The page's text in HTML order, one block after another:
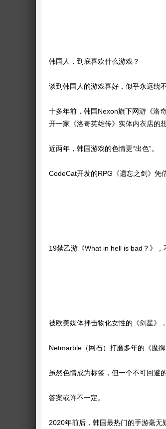
韩国人，到底喜欢什么游戏？
谈到韩国人的游戏喜好，似乎永远绕
十多年前，韩国Nexon旗下网游《洛
开一家《洛奇英雄传》实体内衣店的想
近两年，韩国游戏的色情更“出色”。
CodeCat开发的RPG《遗忘之剑》凭
19禁乙游《What in hell is bad？》，
被欧美媒体抨击物化女性的《剑星》
Netmarble（网石）打磨多年的《魔
虽然色情成为标签，但一个不可回避
答案或许不一定。
2020年前后，韩国最热门的手游毫无